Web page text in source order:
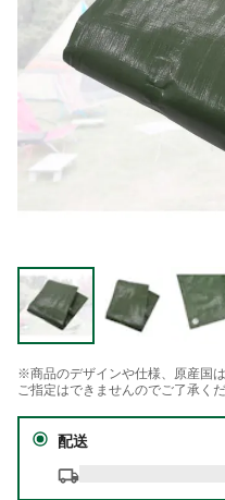
※商品のデザインや仕様、原産国
ご指定はできませんのでご了承くだ
配送